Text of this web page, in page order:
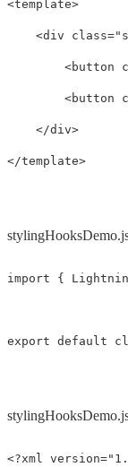
<template>
<div class=
<button
<button
</div>
</template>
import {
export default
<?xml